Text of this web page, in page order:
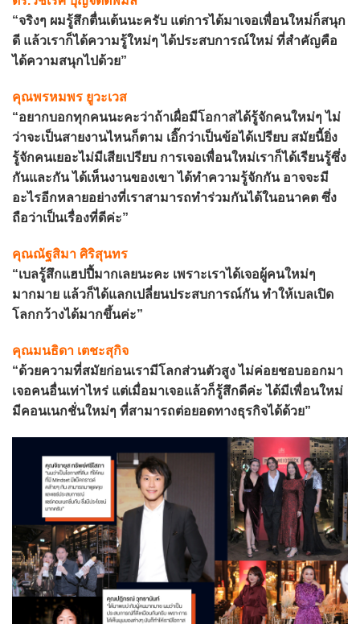
“จริงๆ ผมรู้สึกตื่นเต้นนะครับ แต่การได้มาเจอเพื่อนใหม่ก็สนุก
ดี แล้วเราก็ได้ความรู้ใหม่ๆ ได้ประสบการณ์ใหม่ ที่สำคัญคือ
ได้ความสนุกไปด้วย”
คุณพรหมพร ยูวะเวส
“อยากบอกทุกคนนะคะว่าถ้าเผื่อมีโอกาสได้รู้จักคนใหม่ๆ ไม่
ว่าจะเป็นสายงานไหนก็ตาม เอิ๊กว่าเป็นข้อได้เปรียบ สมัยนี้ยิ่ง
รู้จักคนเยอะไม่มีเสียเปรียบ การเจอเพื่อนใหม่เราก็ได้เรียนรู้ซึ่ง
กันและกัน ได้เห็นงานของเขา ได้ทำความรู้จักกัน อาจจะมี
อะไรอีกหลายอย่างที่เราสามารถทำร่วมกันได้ในอนาคต ซึ่ง
ถือว่าเป็นเรื่องที่ดีค่ะ”
คุณณัฐสิมา ศิริสุนทร
“เบลรู้สึกแฮปปี้มากเลยนะคะ เพราะเราได้เจอผู้คนใหม่ๆ
มากมาย แล้วก็ได้แลกเปลี่ยนประสบการณ์กัน ทำให้เบลเปิด
โลกกว้างได้มากขึ้นค่ะ”
คุณมนธิดา เตชะสุกิจ
“ด้วยความที่สมัยก่อนเรามีโลกส่วนตัวสูง ไม่ค่อยชอบออกมา
เจอคนอื่นเท่าไหร่ แต่เมื่อมาเจอแล้วก็รู้สึกดีค่ะ ได้มีเพื่อนใหม่
มีคอนเนกชั่นใหม่ๆ ที่สามารถต่อยอดทางธุรกิจได้ด้วย”